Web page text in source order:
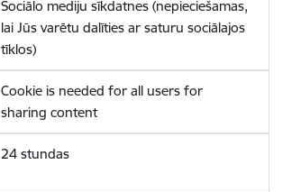
Sociālo mediju sīkdatnes (nepieciešamas,
lai Jūs varētu dalīties ar saturu sociālajos
tīklos)
Cookie is needed for all users for
sharing content
24 stundas